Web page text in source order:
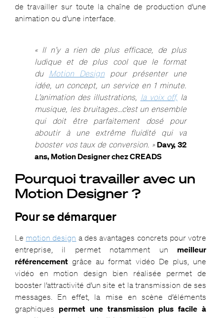
de travailler sur toute la chaîne de production d’une
animation ou d’une interface.
« Il n’y a rien de plus efficace, de plus
ludique et de plus cool que le format
du Motion Designpour présenter une
idée, un concept, un service en 1 minute.
L’animation des illustrations, la voix off,la
musique, les bruitages…c’est un ensemble
qui doit être parfaitement dosé pour
aboutir à une extrême fluidité qui va
booster vos taux de conversion. » Davy, 32
ans, Motion Designer chez CREADS
Pourquoi travailler avec un
Motion Designer ?
Pour se démarquer
Le motion design a des avantages concrets pour votre
entreprise, il permet notamment un meilleur
référencementgrâce au format vidéo De plus, une
vidéo en motion design bien réalisée permet de
booster l’attractivité d’un site et la transmission de ses
messages. En effet, la mise en scène d’éléments
graphiques permet une transmission plus facile à